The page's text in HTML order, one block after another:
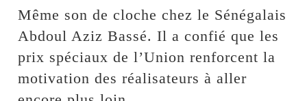
Même son de cloche chez le Sénégalais
Abdoul Aziz Bassé. Il a confié que les
prix spéciaux de l’Union renforcent la
motivation des réalisateurs à aller